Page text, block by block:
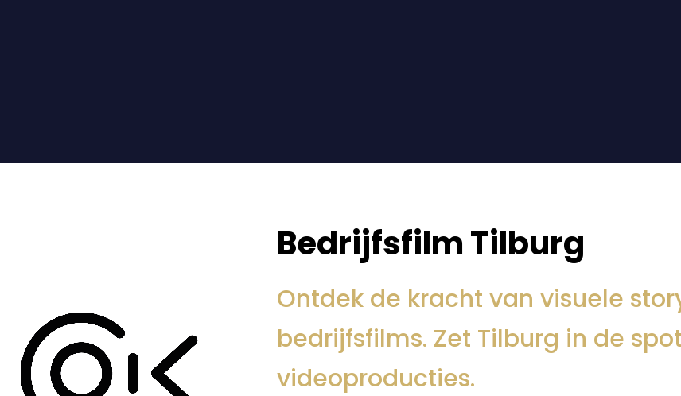
Bedrijfsfilm Tilburg
Ontdek de kracht van visuele
bedrijfsfilms. Zet Tilburg in de
videoproducties.